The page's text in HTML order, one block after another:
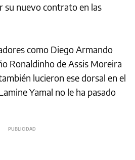
su nuevo contrato en las
como Diego Armando
Ronaldinho de Assis Moreira
lucieron ese dorsal en el
Yamal no le ha pasado